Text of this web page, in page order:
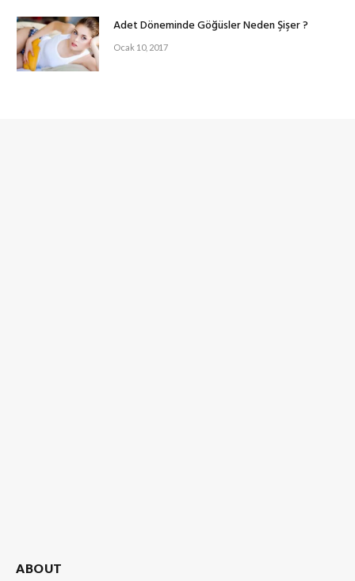
Adet Döneminde Göğüsler Neden Şişer ?
Ocak 10, 2017
ABOUT